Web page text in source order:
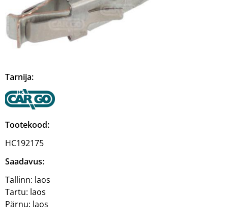
Tarnija:
Tootekood:
HC192175
Saadavus:
Tallinn: laos
Tartu: laos
Pärnu: laos